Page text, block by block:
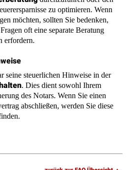
erfordern.
steuerlichen Hinweise in der
des Notars. Wenn Sie einen
abschließen, werden Sie diese